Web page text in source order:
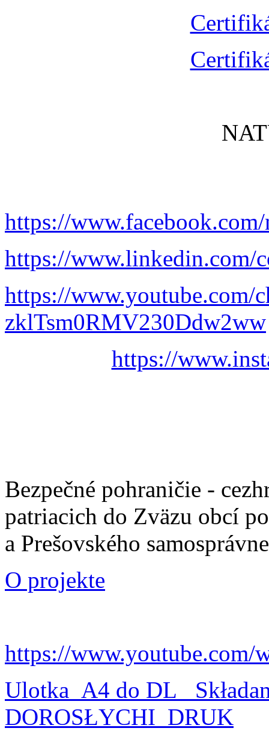
https://
https://www.linkedin.com/
https://www.youtube.com/
zklTsm0RMV230Ddw2ww
https://
Bezpečné pohraničie -
patriacich do Zväzu obcí
a Prešovského
O projekte
https://www.youtube.com/
Ulotka_A4 do DL_
DOROSŁYCHI_DRUK